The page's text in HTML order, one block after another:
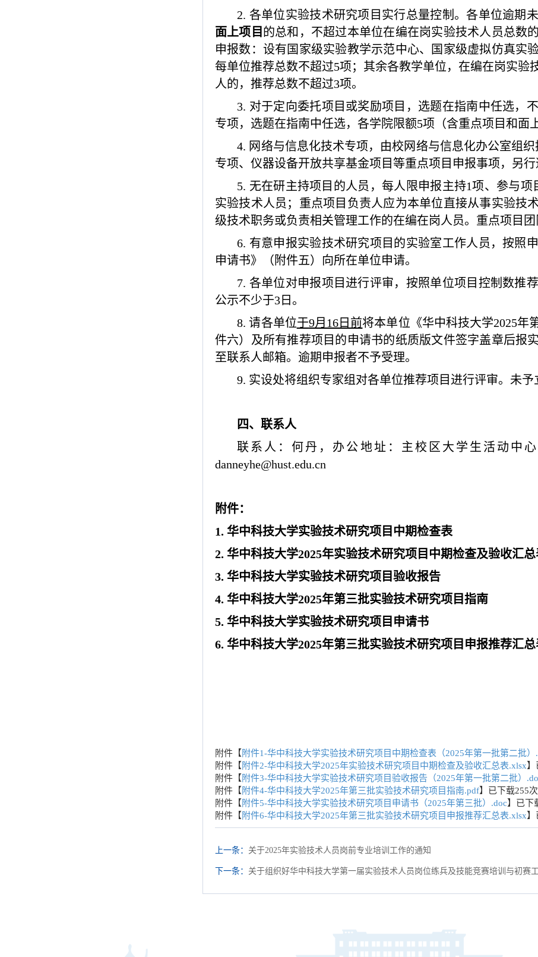
2. 各单位实验技术研究项目实行总量控制。各单位逾期
面上项目 的总和，不超过本单位在编在岗实验技术人员总数的
申报数：设有国家级实验教学示范中心、国家级虚拟仿真实
每单位推荐总数不超过5项；其余各教学单位，在编在岗实验
人的，推荐总数不超过3项。
3. 对于定向委托项目 或奖励项目，选题在指南中任选，
专项， 选题在指南中任选，各学院限额5项（含重点项目和面
4. 网络与信息化技术专项，由校网络与信息化办公室组织
专项、仪器设备开放共享基金项目等重点项目申报事项，另行
5. 无在研主持项目的人员，每人限申报主持1项、 参与项
实验技术人员 ； 重点项目负责人应为本单位直接从事实验技
级技术职务或负责相关管理工作的在编在岗人员。重点项目
6. 有意申报实验技术研究项目的实验室工作人员，按照
申请书》（附件五）向所在单位申请。
7. 各单位对申报项目进行评审，按照单位项目控制数推
公示不少于3日。
8.请各单位于9月16日前将本单位《华中科技大学2025年
件六）及所有推荐项目的申请书的纸质版文件签字盖章后报
至联系人邮箱。逾期申报者不予受理。
9. 实设处将组织专家组对各单位推荐项目进行评审。未予
四、联系人
联系人：何丹，办公地址：主校区大学生活动中心
danneyhe@hust.edu.cn
附件：
1. 华中科技大学实验技术研究项目中期检查表
2. 华中科技大学2025年实验技术研究项目中期检查及验收汇
3. 华中科技大学实验技术研究项目验收报告
4. 华中科技大学2025年第三批实验技术研究项目指南
5. 华中科技大学实验技术研究项目申请书
6. 华中科技大学2025年第三批实验技术研究项目申报推荐汇
附件【附件1-华中科技大学实验技术研究项目中期检查表（2025年第一批第二批）
附件【附件2-华中科技大学2025年实验技术研究项目中期检查及验收汇总表.xlsx】
附件【附件3-华中科技大学实验技术研究项目验收报告（2025年第一批第二批）
附件【附件4-华中科技大学2025年第三批实验技术研究项目指南.pdf】已下载255次
附件【附件5-华中科技大学实验技术研究项目申请书（2025年第三批）.doc】已下
附件【附件6-华中科技大学2025年第三批实验技术研究项目申报推荐汇总表.xlsx】
上一条： 关于2025年实验技术人员岗前专业培训工作的通知
下一条： 关于组织好华中科技大学第一届实验技术人员岗位练兵及技能竞赛培训与初赛